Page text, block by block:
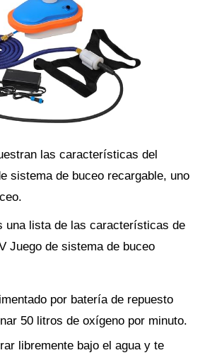
las características del
sistema de buceo recargable, uno
una lista de las características de
Juego de sistema de buceo
por batería de repuesto
50 litros de oxígeno por minuto.
libremente bajo el agua y te